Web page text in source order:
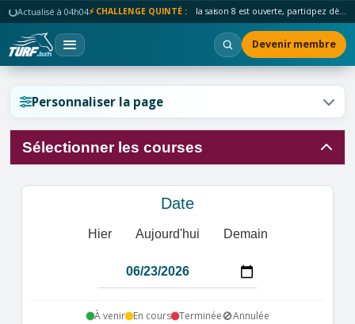
Actualisé à 04h04⚡ CHALLENGE QUINTÉ : la saison 8 est ouverte, participez dès maintenant !
Devenir membre
Personnaliser la page
Sélectionner les courses
Date
Hier Aujourd'hui Demain
À venir En cours Terminée🚫Annulée
Réinitialiser l'affichage ?
Réinitialiser